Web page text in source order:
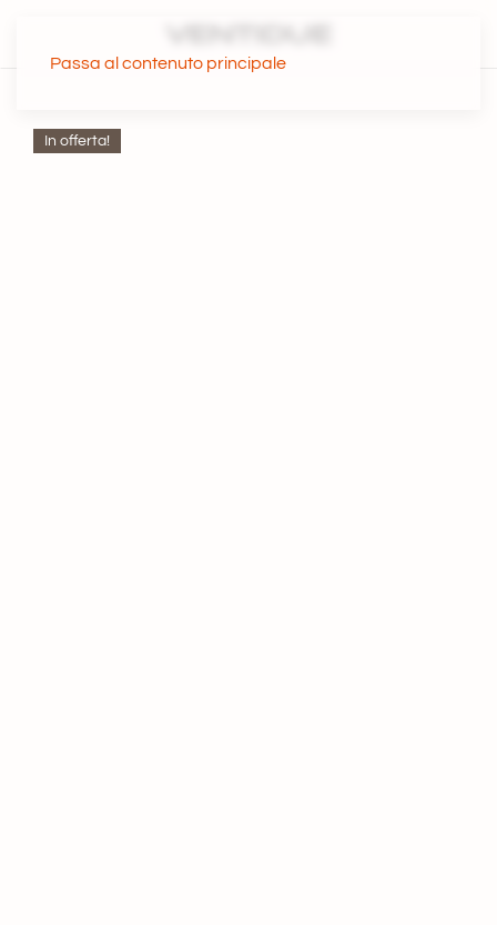
Passa al contenuto principale
In offerta!